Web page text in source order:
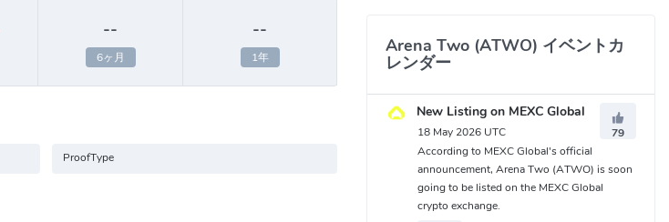
--
6ヶ月
--
1年
ProofType
Arena Two (ATWO) イベントカ
レンダー
New Listing on MEXC Global
18 May 2026 UTC
79
According to MEXC Global's official
announcement, Arena Two (ATWO) is soon
going to be listed on the MEXC Global
crypto exchange.